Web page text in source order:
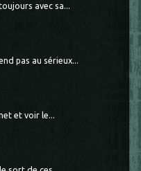
avec sa...
pas au sérieux...
et voir le...